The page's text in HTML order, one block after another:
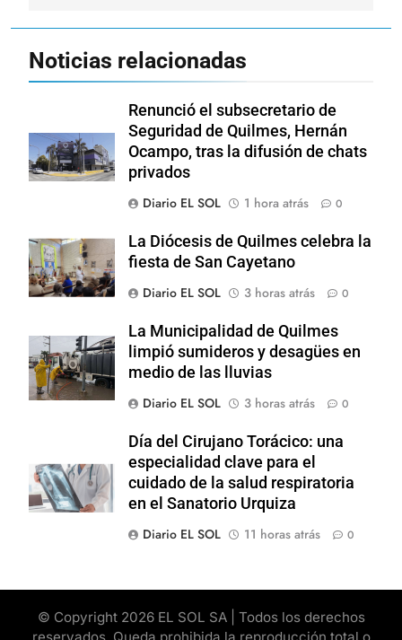
Noticias relacionadas
Renunció el subsecretario de
Seguridad de Quilmes, Hernán
Ocampo, tras la difusión de chats
privados
Diario EL SOL
1 hora atrás 0
La Diócesis de Quilmes celebra la
fiesta de San Cayetano
Diario EL SOL
3 horas atrás 0
La Municipalidad de Quilmes
limpió sumideros y desagües en
medio de las lluvias
Diario EL SOL
3 horas atrás 0
Día del Cirujano Torácico: una
especialidad clave para el
cuidado de la salud respiratoria
en el Sanatorio Urquiza
Diario EL SOL
11 horas atrás 0
© Copyright 2026 EL SOL SA | Todos los derechos